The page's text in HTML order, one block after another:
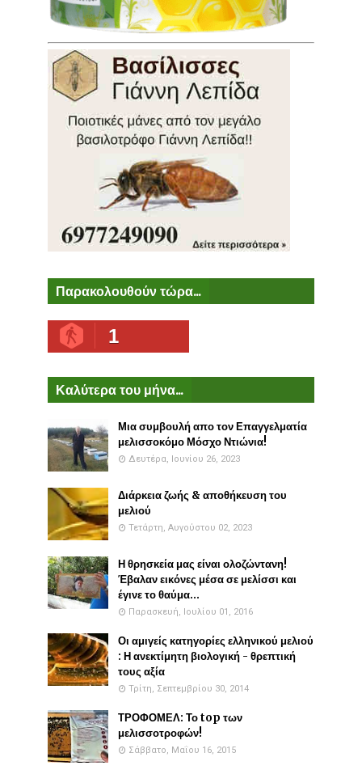
Παρακολουθούν τώρα...
1
Καλύτερα του μήνα...
Μια συμβουλή απο τον Επαγγελματία
μελισσοκόμο Μόσχο Ντιώνια!
Δευτέρα, Ιουνίου 26, 2023
Διάρκεια ζωής & αποθήκευση του
μελιού
Τετάρτη, Αυγούστου 02, 2023
Η θρησκεία μας είναι ολοζώντανη!
Έβαλαν εικόνες μέσα σε μελίσσι και
έγινε το θαύμα...
Παρασκευή, Ιουλίου 01, 2016
Οι αμιγείς κατηγορίες ελληνικού μελιού
: Η ανεκτίμητη βιολογική - θρεπτική
τους αξία
Τρίτη, Σεπτεμβρίου 30, 2014
ΤΡΟΦΟΜΕΛ: Το top των
μελισσοτροφών!
Σάββατο, Μαΐου 16, 2015